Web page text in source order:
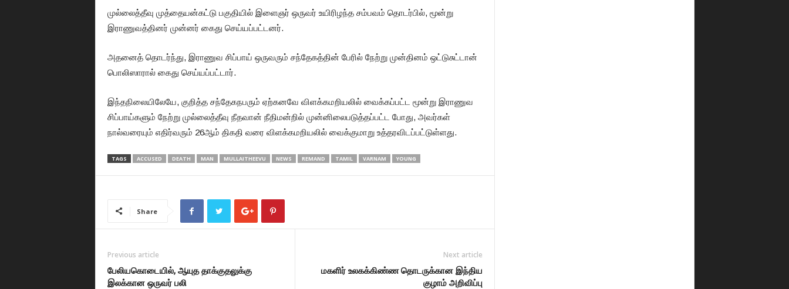
முல்லைத்தீவு முத்தையன்கட்டு பகுதியில் இளைஞர் ஒருவர் உயிரிழந்த சம்பவம் தொடர்பில், மூன்று
இராணுவத்தினர் முன்னர் கைது செய்யப்பட்டனர்.
அதனைத் தொடர்ந்து, இராணுவ சிப்பாய் ஒருவரும் சந்தேகத்தின் பேரில் நேற்று முன்தினம் ஒட்டுசுட்டான்
பொலிஸாரால் கைது செய்யப்பட்டார்.
இந்தநிலையிலேயே, குறித்த சந்தேகநபரும் ஏற்கனவே விளக்கமறியலில் வைக்கப்பட்ட மூன்று இராணுவ
சிப்பாய்களும் நேற்று முல்லைத்தீவு நீதவான் நீதிமன்றில் முன்னிலைபடுத்தப்பட்ட போது, அவர்கள்
நால்வரையும் எதிர்வரும் 26ஆம் திகதி வரை விளக்கமறியலில் வைக்குமாறு உத்தரவிடப்பட்டுள்ளது.
TAGS ACCUSED DEATH MAN MULLAITHEEVU NEWS REMAND TAMIL VARNAM YOUNG
Share
Previous article
பேலியகொடையில், ஆயுத தாக்குதலுக்கு
இலக்கான ஒருவர் பலி
Next article
மகளிர் உலகக்கிண்ண தொடருக்கான இந்திய
குழாம் அறிவிப்பு